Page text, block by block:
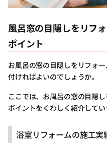
風呂窓の目隠しをリフ
ポイント
お風呂の窓の目隠しをリフォ
付ければよいのでしょうか。
ここでは、お風呂の窓の目隠
ポイントをくわしく紹介してい
浴室リフォームの施工